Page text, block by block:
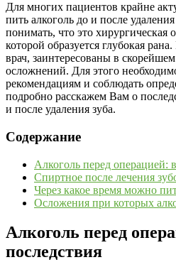
Для многих пациентов крайне
пить алкоголь до и после
понимать, что это хирургическая
которой образуется глубокая
врач, заинтересованы в
осложнений. Для этого
рекомендациям и соблюдать
подробно расскажем Вам о
и после удаления зуба.
Содержание
Алкоголь перед операцией:
Спиртное после лечения
Через какое время можно
Осложения при которых
Алкоголь перед
последствия